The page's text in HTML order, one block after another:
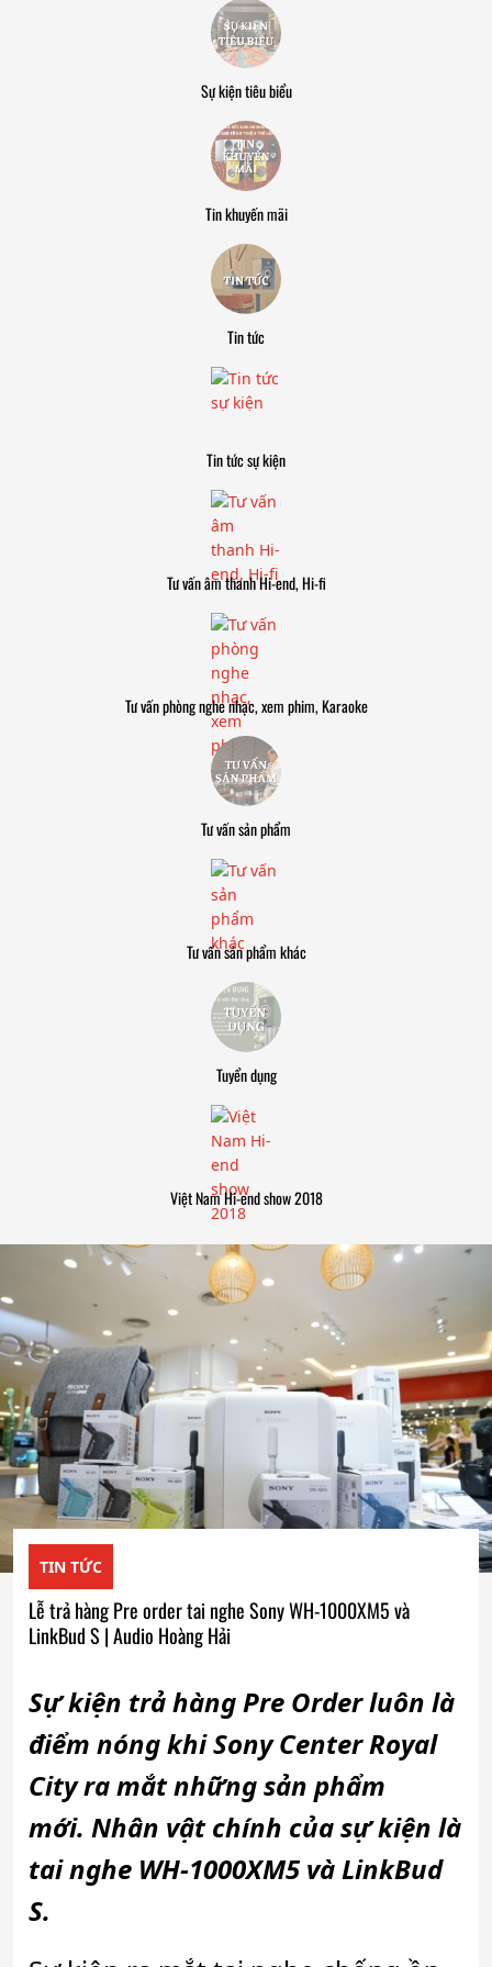
Sự kiện tiêu biểu
Tin khuyến mãi
Tin tức
Tin tức sự kiện
Tư vấn âm thanh Hi-end, Hi-fi
Tư vấn phòng nghe nhạc, xem phim, Karaoke
Tư vấn sản phẩm
Tư vấn sản phẩm khác
Tuyển dụng
Việt Nam Hi-end show 2018
TIN TỨC
Lễ trả hàng Pre order tai nghe Sony WH-1000XM5 và
LinkBud S | Audio Hoàng Hải
Sự kiện trả hàng Pre Order luôn là
điểm nóng khi Sony Center Royal
City ra mắt những sản phẩm
mới. Nhân vật chính của sự kiện là
tai nghe WH-1000XM5 và LinkBud
S.